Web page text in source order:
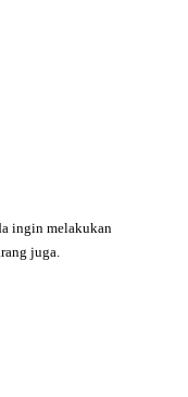
ingin melakukan
juga.